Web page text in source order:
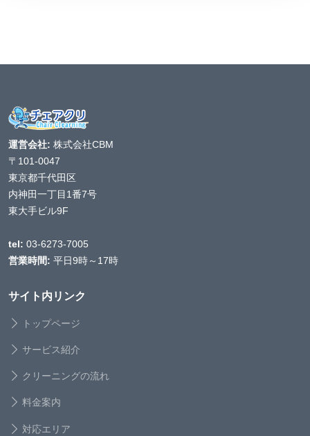
運営会社: 株式会社CBM
〒101-0047
東京都千代田区
内神田一丁目1番7号
東大手ビル9F
tel: 03-6273-7005
営業時間: 平日9時～17時
サイト内リンク
トップページ
サービス紹介
クリーニングの流れ
料金案内
対応エリア